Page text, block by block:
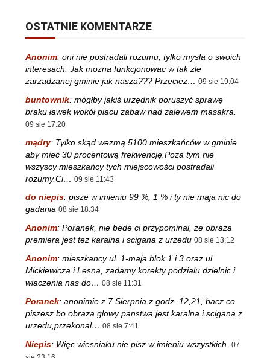
OSTATNIE KOMENTARZE
Anonim: oni nie postradali rozumu, tylko mysla o swoich
interesach. Jak mozna funkcjonowac w tak zle
zarzadzanej gminie jak nasza??? Przeciez… 09 sie 19:04
buntownik: mógłby jakiś urzędnik poruszyć sprawę
braku ławek wokół placu zabaw nad zalewem masakra.
09 sie 17:20
mądry: Tylko skąd wezmą 5100 mieszkańców w gminie
aby mieć 30 procentową frekwencję.Poza tym nie
wszyscy mieszkańcy tych miejscowości postradali
rozumy.Ci… 09 sie 11:43
do niepis: pisze w imieniu 99 %, 1 % i ty nie maja nic do
gadania 08 sie 18:34
Anonim: Poranek, nie bede ci przypominal, ze obraza
premiera jest tez karalna i scigana z urzedu 08 sie 13:12
Anonim: mieszkancy ul. 1-maja blok 1 i 3 oraz ul
Mickiewicza i Lesna, zadamy korekty podzialu dzielnic i
wlaczenia nas do… 08 sie 11:31
Poranek: anonimie z 7 Sierpnia z godz. 12,21, bacz co
piszesz bo obraza glowy panstwa jest karalna i scigana z
urzedu,przekonal… 08 sie 7:41
Niepis: Więc wiesniaku nie pisz w imieniu wszystkich.
07